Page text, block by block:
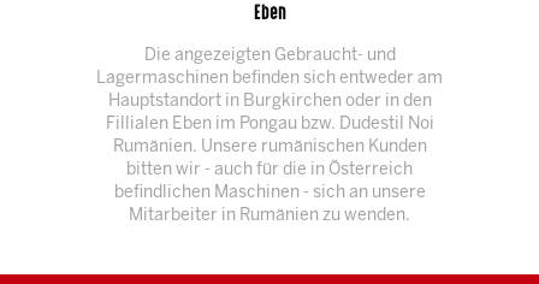
Eben
Die angezeigten Gebraucht- und
Lagermaschinen befinden sich entweder am
Hauptstandort in Burgkirchen oder in den
Fillialen Eben im Pongau bzw. Dudestil Noi
Rumänien. Unsere rumänischen Kunden
bitten wir - auch für die in Österreich
befindlichen Maschinen - sich an unsere
Mitarbeiter in Rumänien zu wenden.